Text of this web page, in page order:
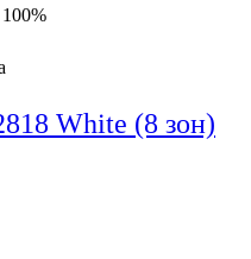
White (8 зон)